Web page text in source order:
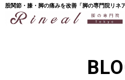
股関節・膝・脚の痛みを改善「脚の専門院リネア